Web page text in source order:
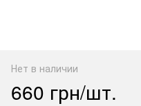
Нет в наличии
660 грн/шт.